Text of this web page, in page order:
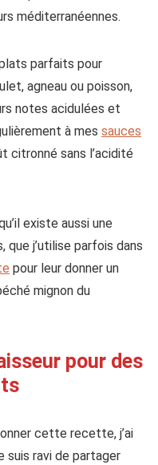
méditerranéennes.
parfaits pour
agneau ou poisson,
notes acidulées et
à mes sauces
citronné sans l’acidité
existe aussi une
j’utilise parfois dans
pour leur donner un
mignon du
pour des
cette recette, j’ai
suis ravi de partager